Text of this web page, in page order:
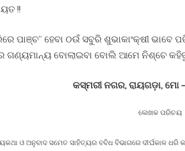
!!
ପାଞ୍ଚ” ହେବା ଠଉଁ ସବୁରି ଶୁଭାକାଂକ୍ଷୀ
ଗଣ୍ୟମାନ୍ୟ ବୋଲାଇବା ବୋଲି ଆମେ ନିଶ୍ଚେ
କସ୍ମରୀ ନଗର, ରାୟଗଡ଼ା, ମୋ
ଲେଖକ ପରିଚୟ
ଓ ଅନୁବାଦ ସମେତ ସାହିତ୍ୟର ବବିଧ ବିଭାଗରେ ଦୀର୍ଘକାଳ ଧରି